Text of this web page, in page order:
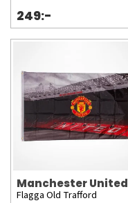
249:-
Manchester United
Flagga Old Trafford